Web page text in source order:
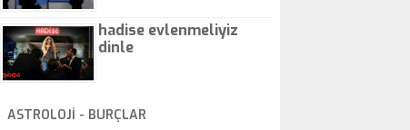
hadise evlenmeliyiz
dinle
ASTROLOJİ - BURÇLAR